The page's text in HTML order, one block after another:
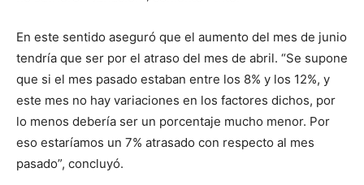
En este sentido aseguró que el aumento del mes de junio
tendría que ser por el atraso del mes de abril. “Se supone
que si el mes pasado estaban entre los 8% y los 12%, y
este mes no hay variaciones en los factores dichos, por
lo menos debería ser un porcentaje mucho menor. Por
eso estaríamos un 7% atrasado con respecto al mes
pasado”, concluyó.